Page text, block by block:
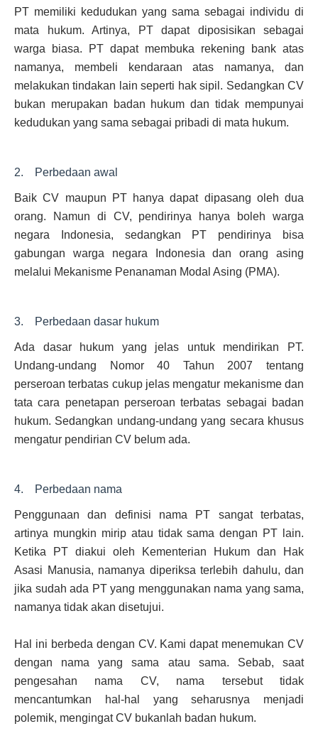
PT memiliki kedudukan yang sama sebagai individu di
mata hukum. Artinya, PT dapat diposisikan sebagai
warga biasa. PT dapat membuka rekening bank atas
namanya, membeli kendaraan atas namanya, dan
melakukan tindakan lain seperti hak sipil. Sedangkan CV
bukan merupakan badan hukum dan tidak mempunyai
kedudukan yang sama sebagai pribadi di mata hukum.
2. Perbedaan awal
Baik CV maupun PT hanya dapat dipasang oleh dua
orang. Namun di CV, pendirinya hanya boleh warga
negara Indonesia, sedangkan PT pendirinya bisa
gabungan warga negara Indonesia dan orang asing
melalui Mekanisme Penanaman Modal Asing (PMA).
3. Perbedaan dasar hukum
Ada dasar hukum yang jelas untuk mendirikan PT.
Undang-undang Nomor 40 Tahun 2007 tentang
perseroan terbatas cukup jelas mengatur mekanisme dan
tata cara penetapan perseroan terbatas sebagai badan
hukum. Sedangkan undang-undang yang secara khusus
mengatur pendirian CV belum ada.
4. Perbedaan nama
Penggunaan dan definisi nama PT sangat terbatas,
artinya mungkin mirip atau tidak sama dengan PT lain.
Ketika PT diakui oleh Kementerian Hukum dan Hak
Asasi Manusia, namanya diperiksa terlebih dahulu, dan
jika sudah ada PT yang menggunakan nama yang sama,
namanya tidak akan disetujui.
Hal ini berbeda dengan CV. Kami dapat menemukan CV
dengan nama yang sama atau sama. Sebab, saat
pengesahan nama CV, nama tersebut tidak
mencantumkan hal-hal yang seharusnya menjadi
polemik, mengingat CV bukanlah badan hukum.